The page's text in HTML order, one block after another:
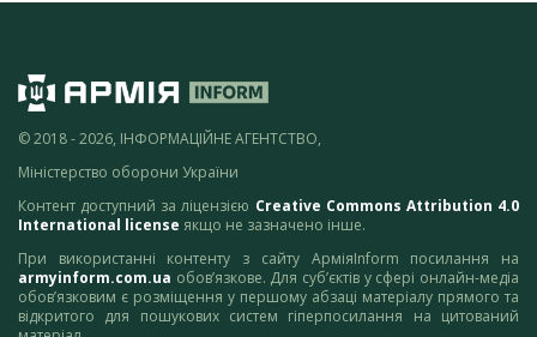
© 2018 - 2026, ІНФОРМАЦІЙНЕ АГЕНТСТВО,
Міністерство оборони України
Контент доступний за ліцензією Creative Commons Attribution 4.0
International license якщо не зазначено інше.
При використанні контенту з сайту АрміяInform посилання на
armyinform.com.ua обов’язкове. Для суб’єктів у сфері онлайн-медіа
обов’язковим є розміщення у першому абзаці матеріалу прямого та
відкритого для пошукових систем гіперпосилання на цитований